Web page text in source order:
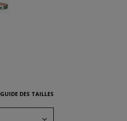
GUIDE DES TAILLES